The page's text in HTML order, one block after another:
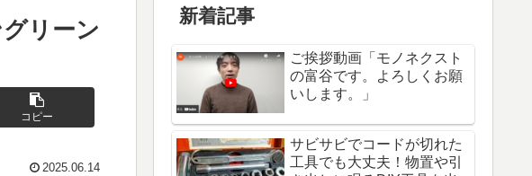
リーン
コピー
2025.06.14
新着記事
ご挨拶動画「モノネクスト
の富谷です。よろしくお願
いします。」
サビサビでコードが切れた
工具でも大丈夫！物置や引